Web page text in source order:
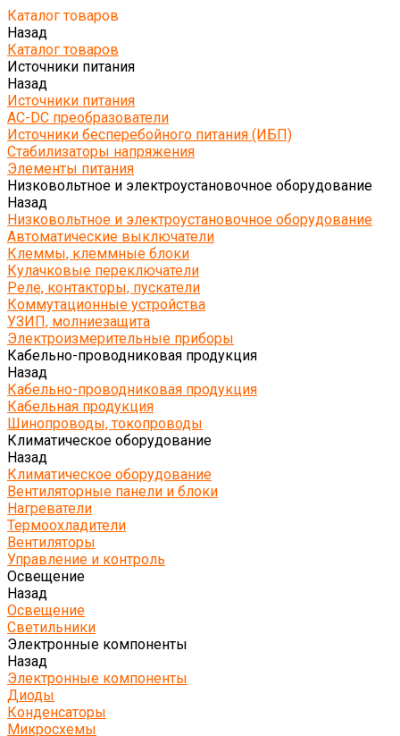
Каталог товаров
Назад
Каталог товаров
Источники питания
Назад
Источники питания
AC-DC преобразователи
Источники бесперебойного питания (ИБП)
Стабилизаторы напряжения
Элементы питания
Низковольтное и электроустановочное оборудование
Назад
Низковольтное и электроустановочное оборудование
Автоматические выключатели
Клеммы, клеммные блоки
Кулачковые переключатели
Реле, контакторы, пускатели
Коммутационные устройства
УЗИП, молниезащита
Электроизмерительные приборы
Кабельно-проводниковая продукция
Назад
Кабельно-проводниковая продукция
Кабельная продукция
Шинопроводы, токопроводы
Климатическое оборудование
Назад
Климатическое оборудование
Вентиляторные панели и блоки
Нагреватели
Термоохладители
Вентиляторы
Управление и контроль
Освещение
Назад
Освещение
Светильники
Электронные компоненты
Назад
Электронные компоненты
Диоды
Конденсаторы
Микросхемы